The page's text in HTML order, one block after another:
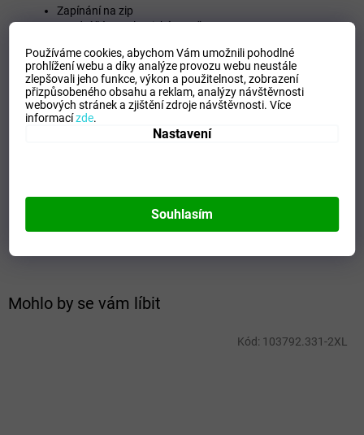
Používáme cookies, abychom Vám umožnili pohodlné
prohlížení webu a díky analýze provozu webu neustále
zlepšovali jeho funkce, výkon a použitelnost,zobrazení
přizpůsobeného obsahu a reklam, analýzy návštěvnosti
webových stránek a zjištění zdroje návštěvnosti.Více
informacízde.
Nastavení
Souhlasím
Mohlo by se vám líbit
Kód: 103792.331-2XL
Zapínání na zip
Spodní část a elastické manžety
Kapsy se zipem
Elastická a pohodlná tkanina
Hlavní tkanina 92% Polyester, 8% Spandex / Vnitřní
podšívka 100% Polyester
Doplňkové parametry
Tipo Mdelo
92% POLYESTER - 8% SPANDEX